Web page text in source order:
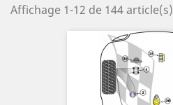
Affichage 1-12 de 144 article(s)